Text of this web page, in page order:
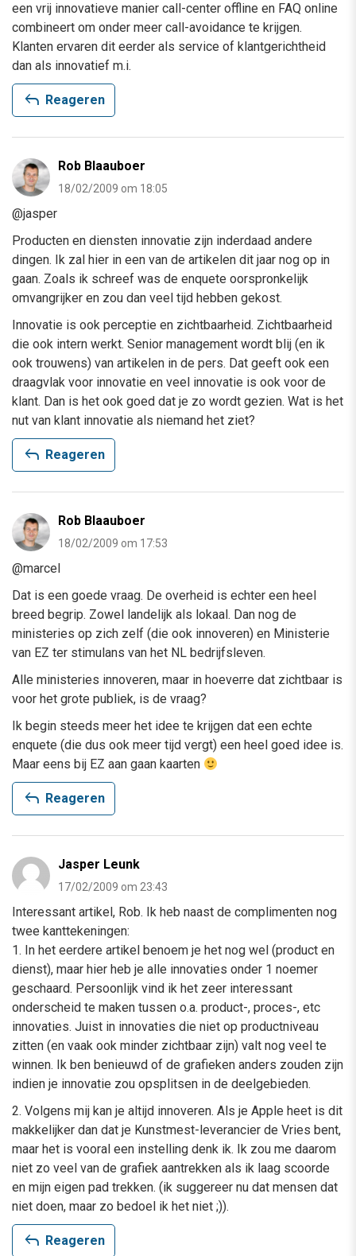
een vrij innovatieve manier call-center offline en FAQ online
combineert om onder meer call-avoidance te krijgen.
Klanten ervaren dit eerder als service of klantgerichtheid
dan als innovatief m.i.
reply Reageren
Rob Blaauboer
18/02/2009 om 18:05
@jasper
Producten en diensten innovatie zijn inderdaad andere
dingen. Ik zal hier in een van de artikelen dit jaar nog op in
gaan. Zoals ik schreef was de enquete oorspronkelijk
omvangrijker en zou dan veel tijd hebben gekost.
Innovatie is ook perceptie en zichtbaarheid. Zichtbaarheid
die ook intern werkt. Senior management wordt blij (en ik
ook trouwens) van artikelen in de pers. Dat geeft ook een
draagvlak voor innovatie en veel innovatie is ook voor de
klant. Dan is het ook goed dat je zo wordt gezien. Wat is het
nut van klant innovatie als niemand het ziet?
reply Reageren
Rob Blaauboer
18/02/2009 om 17:53
@marcel
Dat is een goede vraag. De overheid is echter een heel
breed begrip. Zowel landelijk als lokaal. Dan nog de
ministeries op zich zelf (die ook innoveren) en Ministerie
van EZ ter stimulans van het NL bedrijfsleven.
Alle ministeries innoveren, maar in hoeverre dat zichtbaar is
voor het grote publiek, is de vraag?
Ik begin steeds meer het idee te krijgen dat een echte
enquete (die dus ook meer tijd vergt) een heel goed idee is.
Maar eens bij EZ aan gaan kaarten
reply Reageren
Jasper Leunk
17/02/2009 om 23:43
Interessant artikel, Rob. Ik heb naast de complimenten nog
twee kanttekeningen:
1. In het eerdere artikel benoem je het nog wel (product en
dienst), maar hier heb je alle innovaties onder 1 noemer
geschaard. Persoonlijk vind ik het zeer interessant
onderscheid te maken tussen o.a. product-, proces-, etc
innovaties. Juist in innovaties die niet op productniveau
zitten (en vaak ook minder zichtbaar zijn) valt nog veel te
winnen. Ik ben benieuwd of de grafieken anders zouden zijn
indien je innovatie zou opsplitsen in de deelgebieden.
2. Volgens mij kan je altijd innoveren. Als je Apple heet is dit
makkelijker dan dat je Kunstmest-leverancier de Vries bent,
maar het is vooral een instelling denk ik. Ik zou me daarom
niet zo veel van de grafiek aantrekken als ik laag scoorde
en mijn eigen pad trekken. (ik suggereer nu dat mensen dat
niet doen, maar zo bedoel ik het niet ;)).
reply Reageren